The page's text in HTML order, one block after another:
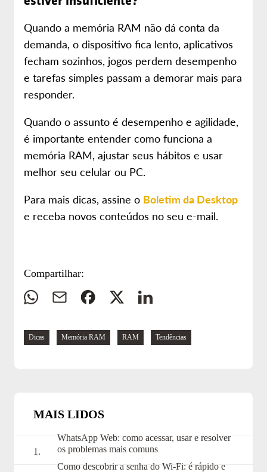
Quando a memória RAM não dá conta da
demanda, o dispositivo fica lento, aplicativos
fecham sozinhos, jogos perdem desempenho
e tarefas simples passam a demorar mais para
responder.
Quando o assunto é desempenho e agilidade,
é importante entender como funciona a
memória RAM, ajustar seus hábitos e usar
melhor seu celular ou PC.
Para mais dicas, assine o Boletim da Desktop
e receba novos conteúdos no seu e-mail.
Compartilhar:
mail
Navegue
pelas
Dicas Memória RAM RAM Tendências
MAIS LIDOS
WhatsApp Web: como acessar, usar e resolver
os problemas mais comuns
Como descobrir a senha do Wi-Fi: é rápido e